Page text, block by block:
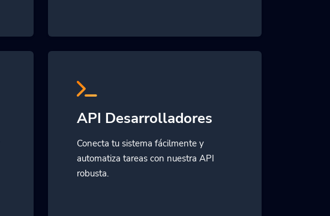
API Desarrolladores
Conecta tu sistema fácilmente y
automatiza tareas con nuestra API
robusta.